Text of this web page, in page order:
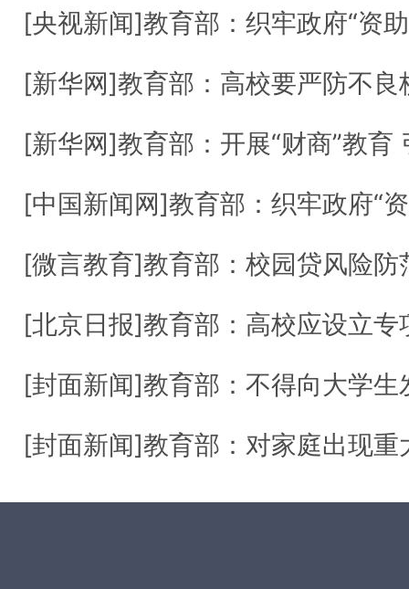
[央视新闻]教育部：织牢政府“资助网
[新华网]教育部：高校要严防不良校园
[新华网]教育部：开展“财商”教育 引
[中国新闻网]教育部：织牢政府“资助
[微言教育]教育部：校园贷风险防范重
[北京日报]教育部：高校应设立专项资
[封面新闻]教育部：不得向大学生发放
[封面新闻]教育部：对家庭出现重大变